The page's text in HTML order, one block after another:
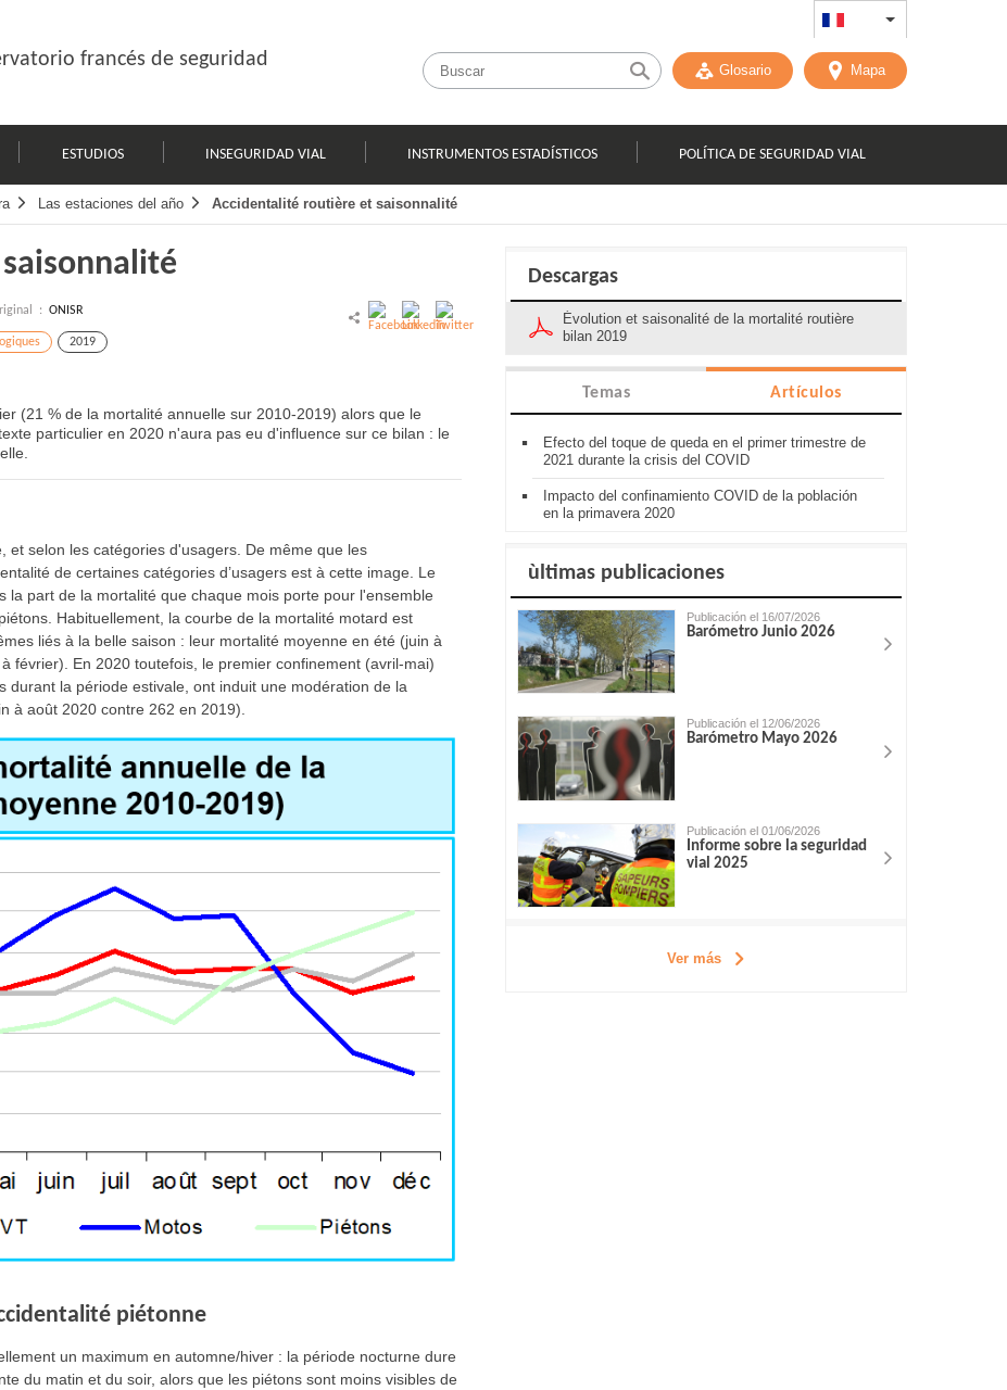
List additional
francés de seguridad
Glosario Mapa
ESTUDIOS INSEGURIDAD VIAL INSTRUMENTOS ESTADÍSTICOS POLÍTICA DE SEGURIDAD VIAL
Las estaciones del año Accidentalité routière et saisonnalité
: ONISR
2019
(21 % de la mortalité annuelle sur 2010-2019) alors que le
particulier en 2020 n'aura pas eu d'influence sur ce bilan : le
selon les catégories d'usagers. De même que les
de certaines catégories d’usagers est à cette image. Le
part de la mortalité que chaque mois porte pour l'ensemble
Habituellement, la courbe de la mortalité motard est
liés à la belle saison : leur mortalité moyenne en été (juin à
février). En 2020 toutefois, le premier confinement (avril-mai)
la période estivale, ont induit une modération de la
à août 2020 contre 262 en 2019).
piétonne
un maximum en automne/hiver : la période nocturne dure
du matin et du soir, alors que les piétons sont moins visibles de
Descargas
Évolution et saisonalité de la mortalité routière
bilan 2019
Temas Artículos
Efecto del toque de queda en el primer trimestre de
2021 durante la crisis del COVID
Impacto del confinamiento COVID de la población
en la primavera 2020
ùltimas publicaciones
Publicación el 16/07/2026
Barómetro Junio 2026
Publicación el 12/06/2026
Barómetro Mayo 2026
Publicación el 01/06/2026
Informe sobre la seguridad
vial 2025
Ver más